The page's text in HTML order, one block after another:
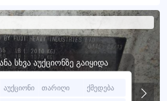
სხვა აუქციონზე გაიყიდა
აუქციონი თარიღი ქმედება